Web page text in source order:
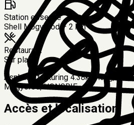
Station essence
Shell Mogyoród – 2 km
Restaurant
Sur place
Asphalte featuring 4.38km long, 36m
Mogyorod, HONGRIE
Accès et localisation